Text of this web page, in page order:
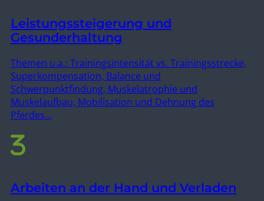
Leistungssteigerung und
Gesunderhaltung
Themen u.a.: Trainingsintensität vs. Trainingsstrecke,
Superkompensation, Balance und
Schwerpunktfindung, Muskelatrophie und
Muskelaufbau, Mobilisation und Dehnung des
Pferdes…
Arbeiten an der Hand und Verladen